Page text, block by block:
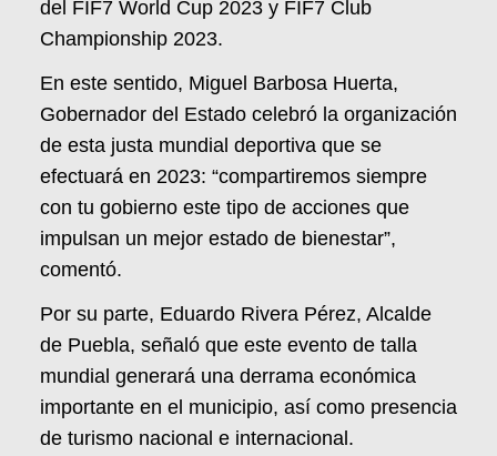
del FIF7 World Cup 2023 y FIF7 Club
Championship 2023.
En este sentido, Miguel Barbosa Huerta,
Gobernador del Estado celebró la organización
de esta justa mundial deportiva que se
efectuará en 2023: “compartiremos siempre
con tu gobierno este tipo de acciones que
impulsan un mejor estado de bienestar”,
comentó.
Por su parte, Eduardo Rivera Pérez, Alcalde
de Puebla, señaló que este evento de talla
mundial generará una derrama económica
importante en el municipio, así como presencia
de turismo nacional e internacional.